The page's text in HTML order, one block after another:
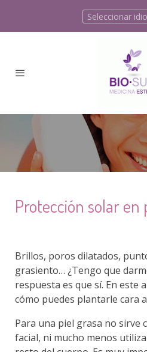
Seleccionar
Protección solar en
Brillos, poros dilatados,
grasiento… ¿Tengo que
respuesta es que sí. En este
cómo puedes plantarle cara
Para una piel grasa no
facial, ni mucho menos